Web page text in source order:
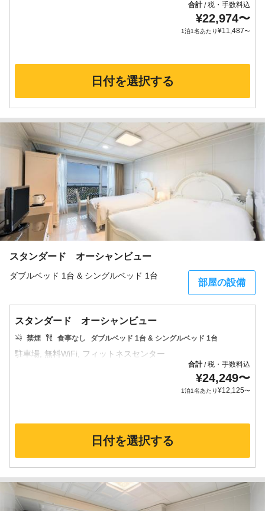
合計/税・手数料込
¥22,974〜
1泊1名あたり¥11,487〜
日付を選択する
スタンダード オーシャンビュー
ダブルベッド 1台 & シングルベッド 1台
部屋の設備
スタンダード オーシャンビュー
禁煙 食事なし ダブルベッド 1台 & シングルベッド 1台
合計/税・手数料込
¥24,249〜
1泊1名あたり¥12,125〜
日付を選択する